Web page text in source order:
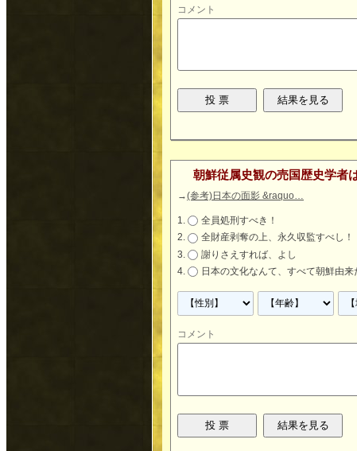
コメント
朝鮮従属史観の売国歴史学者
→(参考)日本の面影 &raquo…
全員処刑すべき！
全財産剥奪の上、永久収監すべし！
謝りさえすれば、よし
日本の文化なんて、すべて朝鮮由来
コメント